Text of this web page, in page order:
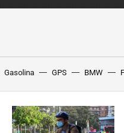
Gasolina GPS BMW